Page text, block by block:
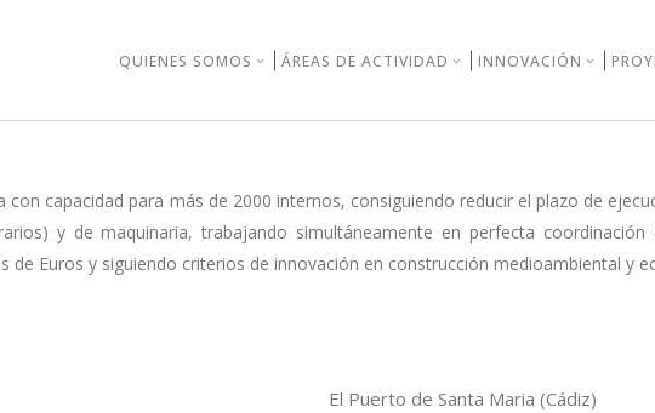
QUIENES SOMOS ÁREAS DE ACTIVIDAD INNOVACIÓN
con capacidad para más de 2000 internos, consiguiendo reducir el plazo de
y de maquinaria, trabajando simultáneamente en perfecta
de Euros y siguiendo criterios de innovación en construcción medioambiental y
El Puerto de Santa Maria (Cádiz)